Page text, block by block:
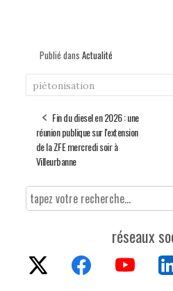
Publié dans Actualité
piétonisation
Fin du diesel en 2026 : une
réunion publique sur l'extension
de la ZFE mercredi soir à
Villeurbanne
réseaux